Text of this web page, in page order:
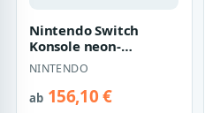
Nintendo Switch
Konsole neon-
rot/neon-blau
NINTENDO
ab156,10 €